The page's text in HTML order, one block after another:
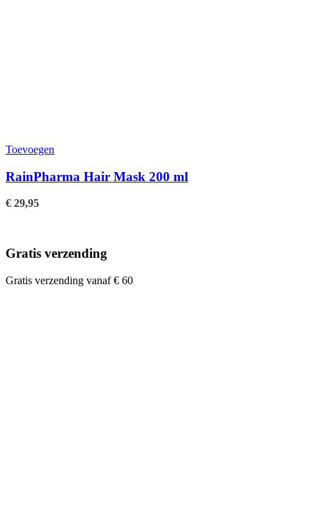
Toevoegen
RainPharma Hair Mask 200 ml
€ 29,95
Gratis verzending
Gratis verzending vanaf € 60